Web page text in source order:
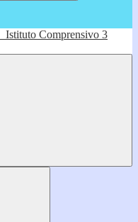
Istituto Comprensivo 3